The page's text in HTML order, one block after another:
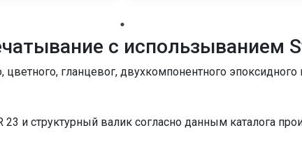
с использыванием
гланцевог, двухкомпонентного эпоксидного
и структурный валик cогласно данным каталога